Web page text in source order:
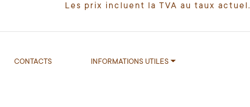
Les prix incluent la TVA au taux actuel.
CONTACTS INFORMATIONS UTILES